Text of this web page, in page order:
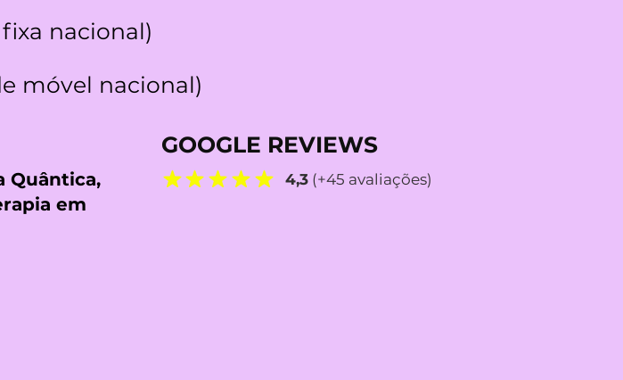
nacional)
móvel nacional)
Quântica,
em
GOOGLE REVIEWS
4,3 (+45 avaliações)